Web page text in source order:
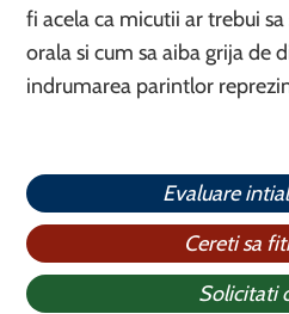
fi acela ca micutii ar trebui
orala si cum sa aiba grija de
indrumarea parintlor
Evaluare
Cereti sa
Solicitati